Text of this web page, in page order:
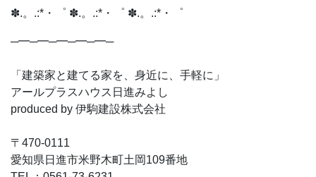
✽.。.:*・゜ ✽.。.:*・゜ ✽.。.:*・゜
─━─━─━─━─━─
「建築家と建てる家を、身近に、手軽に」
アールプラスハウス日進みよし
produced by 伊駒建設株式会社
〒470-0111
愛知県日進市米野木町土岡109番地